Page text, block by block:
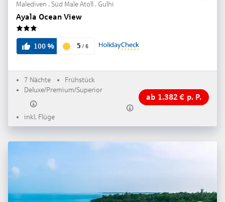
Malediven . Süd Male Atoll . Gulhi
Ayala Ocean View
3
100% 5 / 6
7 Nächte
Frühstück
Deluxe/Premium/Superior
inkl. Flüge
ab 1.382 € p. P.